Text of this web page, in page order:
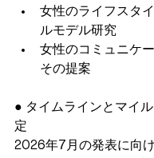
女性のライフスタ
ルモデル研究
女性のコミュニケ
その提案
● タイムラインとマイ
定
2026年7月の発表に向